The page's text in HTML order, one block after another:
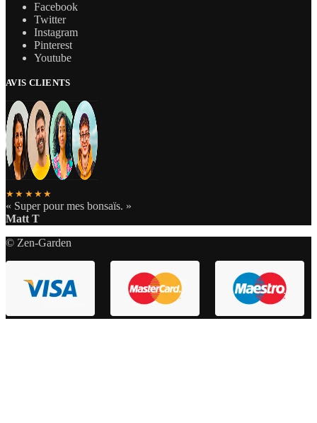
Facebook
Twitter
Instagram
Pinterest
Youtube
AVIS CLIENTS
★★★★★
« Super pour mes bonsaïs. »
Matt T
© Zen-Garden